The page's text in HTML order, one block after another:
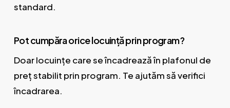
standard.
Pot cumpăra orice locuință prin program?
Doar locuințe care se încadrează în plafonul de
preț stabilit prin program. Te ajutăm să verifici
încadrarea.